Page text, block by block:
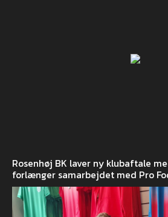
Rosenhøj BK laver ny klubaftale
forlænger samarbejdet med Pro